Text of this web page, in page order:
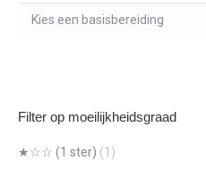
Filter op moeilijkheidsgraad
★☆☆ (1 ster) (1)